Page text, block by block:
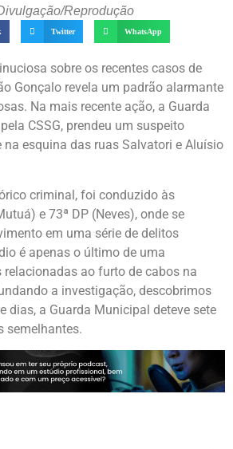
Reprodução
Twitter WhatsApp
sobre os recentes casos de
Gonçalo revela um padrão alarmante
Na mais recente ação, a Guarda
CSSG, prendeu um suspeito
esquina das ruas Salvatori e Aluísio
criminal, foi conduzido às
e 73ª DP (Neves), onde se
em uma série de delitos
é apenas o último de uma
relacionadas ao furto de cabos na
a investigação, descobrimos
dias, a Guarda Municipal deteve sete
semelhantes.